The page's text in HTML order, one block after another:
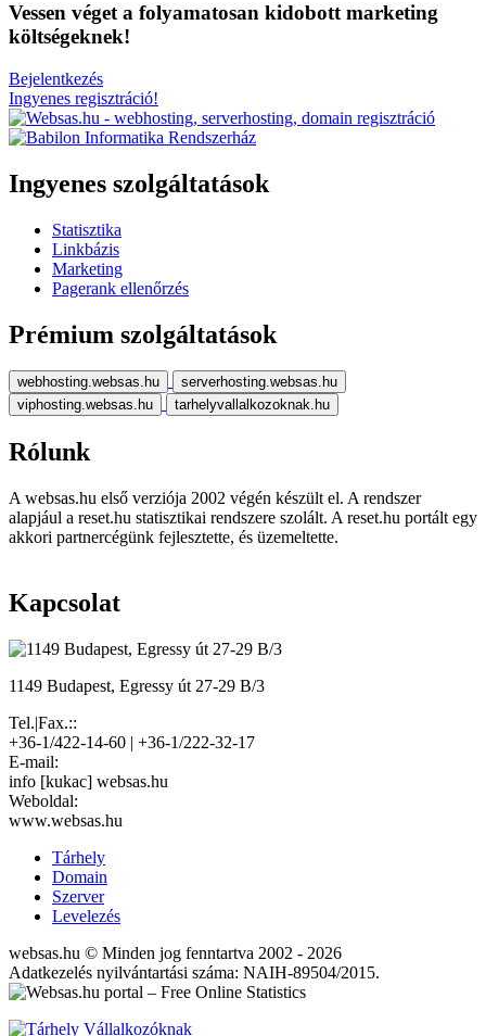
Vessen véget a folyamatosan kidobott marketing
költségeknek!
Bejelentkezés
Ingyenes regisztráció!
Ingyenes szolgáltatások
Statisztika
Linkbázis
Marketing
Pagerank ellenőrzés
Prémium szolgáltatások
webhosting.websas.hu
serverhosting.websas.hu
viphosting.websas.hu
tarhelyvallalkozoknak.hu
Rólunk
A websas.hu első verziója 2002 végén készült el. A rendszer
alapjául a reset.hu statisztikai rendszere szolált. A reset.hu portált egy
akkori partnercégünk fejlesztette, és üzemeltette.
Kapcsolat
1149 Budapest, Egressy út 27-29 B/3
Tel.|Fax.::
+36-1/422-14-60 | +36-1/222-32-17
E-mail:
info [kukac] websas.hu
Weboldal:
www.websas.hu
Tárhely
Domain
Szerver
Levelezés
websas.hu © Minden jog fenntartva 2002 - 2026
Adatkezelés nyilvántartási száma: NAIH-89504/2015.